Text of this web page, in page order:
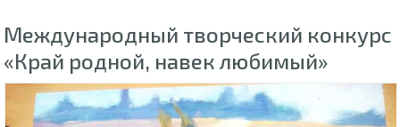
Международный творческий конкурс
«Край родной, навек любимый»